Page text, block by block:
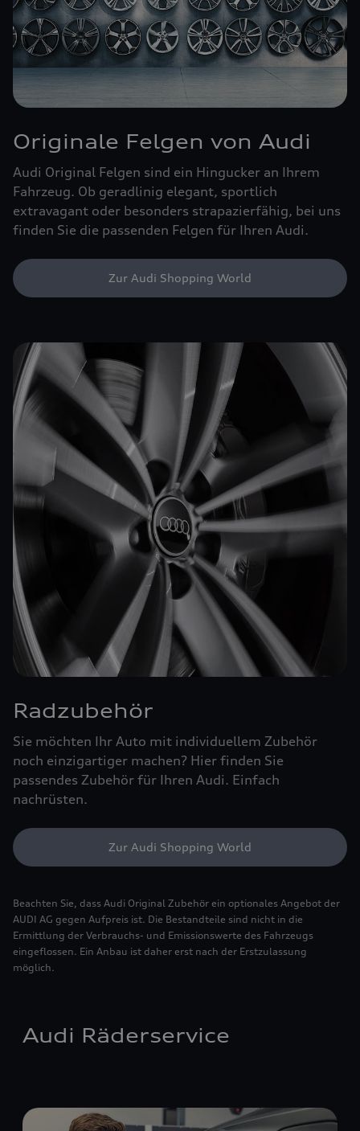
Originale Felgen von Audi
Audi Original Felgen sind ein Hingucker an Ihrem
Fahrzeug. Ob geradlinig elegant, sportlich
extravagant oder besonders strapazierfähig, bei uns
finden Sie die passenden Felgen für Ihren Audi.
Zur Audi Shopping World
Radzubehör
Sie möchten Ihr Auto mit individuellem Zubehör
noch einzigartiger machen? Hier finden Sie
passendes Zubehör für Ihren Audi. Einfach
nachrüsten.
Zur Audi Shopping World
Beachten Sie, dass Audi Original Zubehör ein optionales Angebot der
AUDI AG gegen Aufpreis ist. Die Bestandteile sind nicht in die
Ermittlung der Verbrauchs- und Emissionswerte des Fahrzeugs
eingeflossen. Ein Anbau ist daher erst nach der Erstzulassung
möglich.
Audi Räderservice